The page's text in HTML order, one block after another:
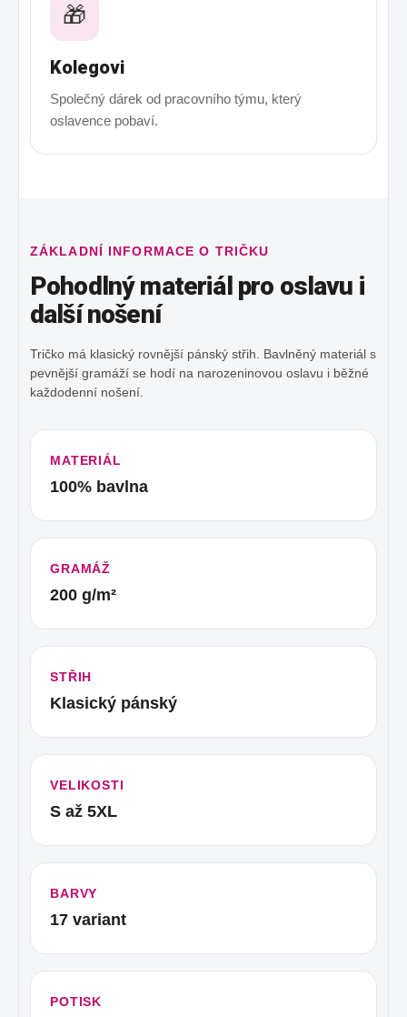
🎁
Kolegovi
Společný dárek od pracovního týmu, který
oslavence pobaví.
ZÁKLADNÍ INFORMACE O TRIČKU
Pohodlný materiál pro oslavu i
další nošení
Tričko má klasický rovnější pánský střih. Bavlněný materiál s
pevnější gramáží se hodí na narozeninovou oslavu i běžné
každodenní nošení.
MATERIÁL
100% bavlna
GRAMÁŽ
200 g/m²
STŘIH
Klasický pánský
VELIKOSTI
S až 5XL
BARVY
17 variant
POTISK